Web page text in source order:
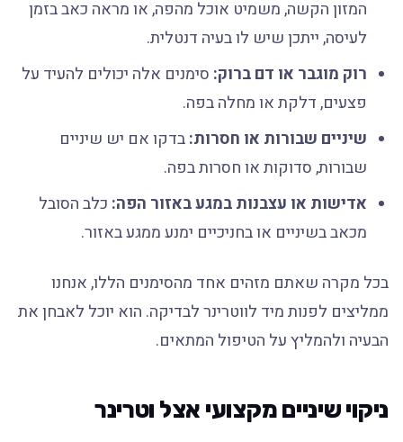
המזון הקשה, משמיט אוכל מהפה, או מראה כאב בזמן
לעיסה, ייתכן שיש לו בעיה דנטלית.
רוק מוגבר או דם ברוק:סימנים אלה יכולים להעיד על
פצעים, דלקת או מחלה בפה.
שיניים שבורות או חסרות:בדקו אם יש שיניים
שבורות, סדוקות או חסרות בפה.
אדישות או עצבנות במגע באזור הפה:כלב הסובל
מכאב בשיניים או בחניכיים ימנע ממגע באזור.
בכל מקרה שאתם מזהים אחד מהסימנים הללו, אנחנו
ממליצים לפנות מיד לווטרינר לבדיקה. הוא יוכל לאבחן את
הבעיה ולהמליץ על הטיפול המתאים.
ניקוי שיניים מקצועי אצל וטרינר